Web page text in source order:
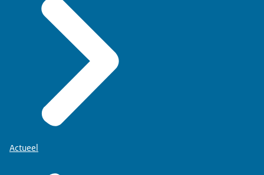
Lees meer over e-CertNL
Actueel